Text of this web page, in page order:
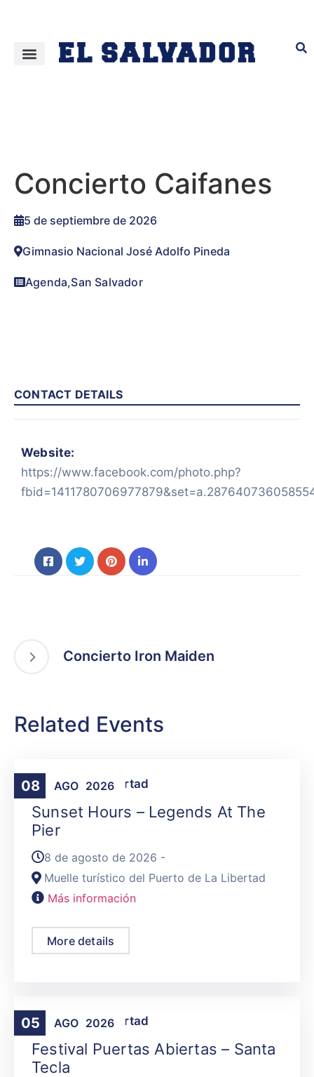
Concierto Caifanes
5 de septiembre de 2026
Gimnasio Nacional José Adolfo Pineda
Agenda,San Salvador
CONTACT DETAILS
Website:
https://www.facebook.com/photo.php?
Concierto Iron Maiden
Related Events
08 AGO 2026
Agenda, La Libertad
Sunset Hours – Legends At The
Pier
8 de agosto de 2026 -
Muelle turístico del Puerto de La Libertad
Más información
More details
05 AGO 2026
Agenda, La Libertad
Festival Puertas Abiertas – Santa
Tecla